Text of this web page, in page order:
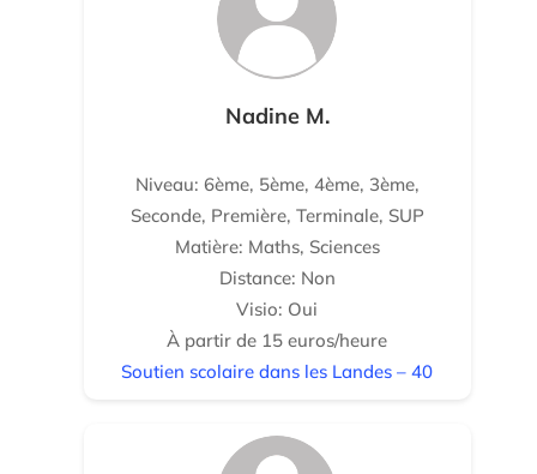
Nadine M.
Niveau: 6ème, 5ème, 4ème, 3ème,
Seconde, Première, Terminale, SUP
Matière: Maths, Sciences
Distance: Non
Visio: Oui
À partir de 15 euros/heure
Soutien scolaire dans les Landes – 40